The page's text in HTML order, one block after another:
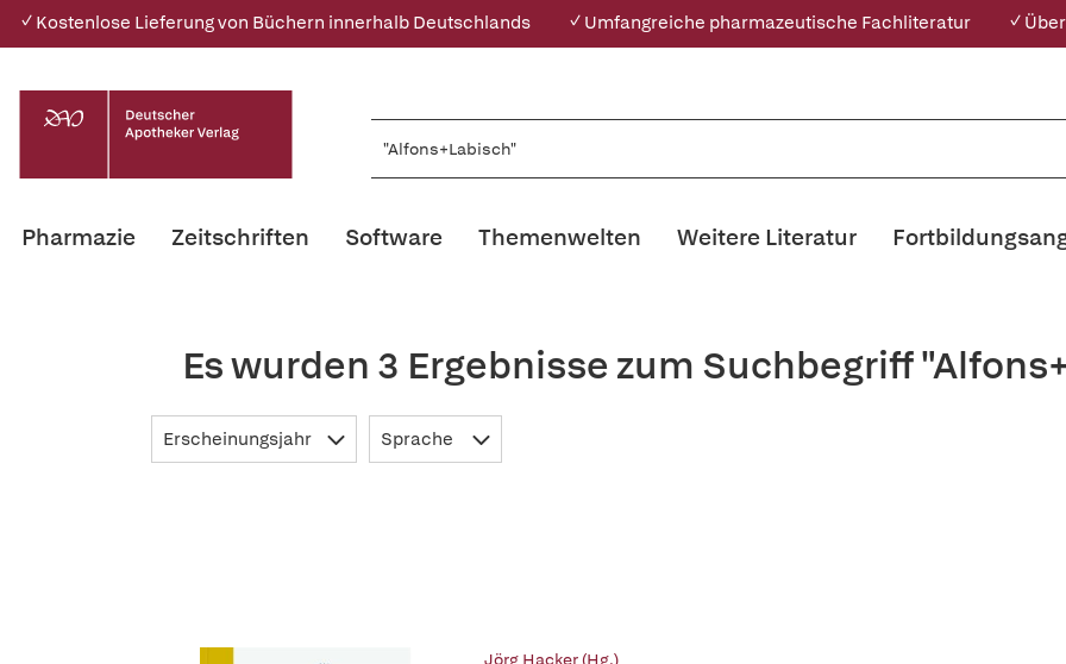
✓ Kostenlose Lieferung von Büchern innerhalb Deutschlands ✓ Umfangreiche pharmazeutische Fachliteratur ✓
Pharmazie Zeitschriften Software Themenwelten Weitere Literatur
Es wurden 3 Ergebnisse zum Suchbegriff
Erscheinungsjahr Sprache
Jörg Hacker (Hg.)